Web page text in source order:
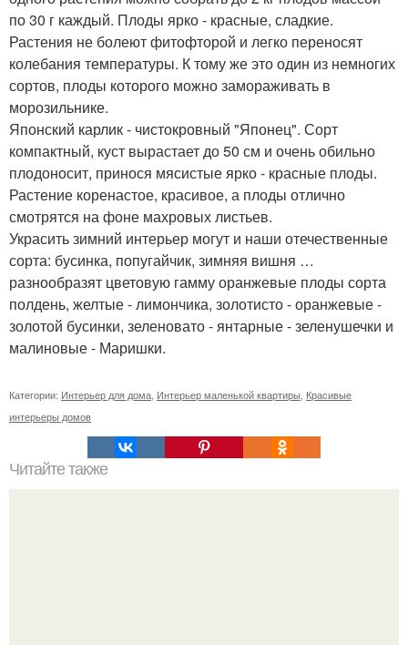
по 30 г каждый. Плоды ярко - красные, сладкие.
Растения не болеют фитофторой и легко переносят
колебания температуры. К тому же это один из немногих
сортов, плоды которого можно замораживать в
морозильнике.
Японский карлик - чистокровный "Японец". Сорт
компактный, куст вырастает до 50 см и очень обильно
плодоносит, принося мясистые ярко - красные плоды.
Растение коренастое, красивое, а плоды отлично
смотрятся на фоне махровых листьев.
Украсить зимний интерьер могут и наши отечественные
сорта: бусинка, попугайчик, зимняя вишня …
разнообразят цветовую гамму оранжевые плоды сорта
полдень, желтые - лимончика, золотисто - оранжевые -
золотой бусинки, зеленовато - янтарные - зеленушечки и
малиновые - Маришки.
Категории: Интерьер для дома Интерьер маленькой квартиры Красивые
интерьеры домов
Читайте также